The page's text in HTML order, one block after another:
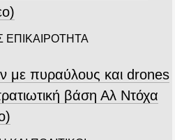
ΕΠΙΚΑΙΡΟΤΗΤΑ
με πυραύλους και drones
βάση Αλ Ντόχα